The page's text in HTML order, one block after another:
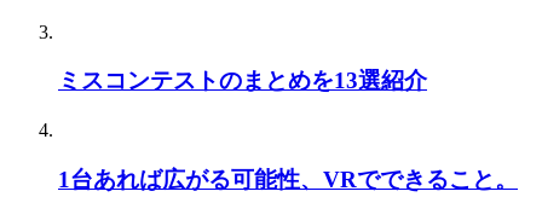
ミスコンテストのまとめを13選紹介
1台あれば広がる可能性、VRでできること。